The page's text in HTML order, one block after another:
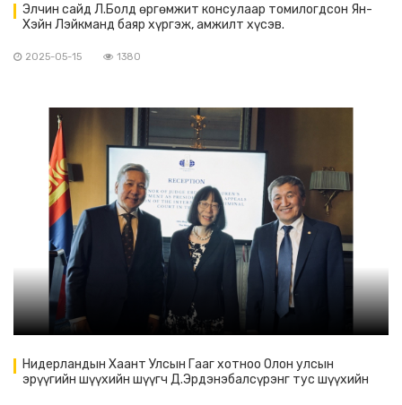
Элчин сайд Л.Болд өргөмжит консулаар томилогдсон Ян-
Хэйн Лэйкманд баяр хүргэж, амжилт хүсэв.
2025-05-15 1380
Нидерландын Хаант Улсын Гааг хотноо Олон улсын
эрүүгийн шүүхийн шүүгч Д.Эрдэнэбалсүрэнг тус шүүхийн